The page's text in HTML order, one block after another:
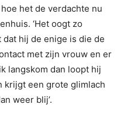
het de verdachte nu
‘Het oogt zo
dat hij de enige is die de
met zijn vrouw en er
langskom dan loopt hij
krijgt een grote glimlach
weer blij’.